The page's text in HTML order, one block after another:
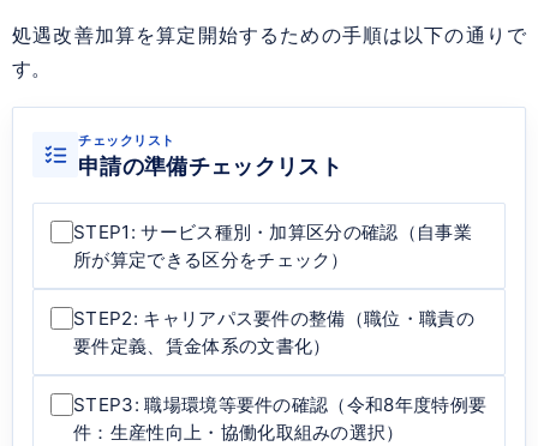
処遇改善加算を算定開始するための手順は以下の通りで
す。
チェックリスト
申請の準備チェックリスト
STEP1: サービス種別・加算区分の確認（自事業
所が算定できる区分をチェック）
STEP2: キャリアパス要件の整備（職位・職責の
要件定義、賃金体系の文書化）
STEP3: 職場環境等要件の確認（令和8年度特例要
件：生産性向上・協働化取組みの選択）